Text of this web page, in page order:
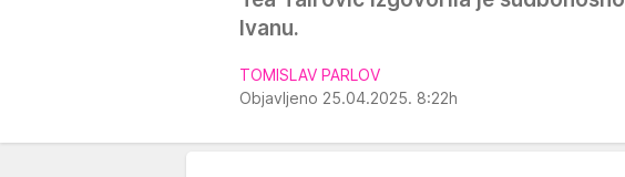
Ivanu.
TOMISLAV PARLOV
Objavljeno 25.04.2025. 8:22h